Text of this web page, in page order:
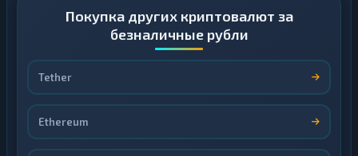
Покупка других криптовалют за
безналичные рубли
Tether
Ethereum